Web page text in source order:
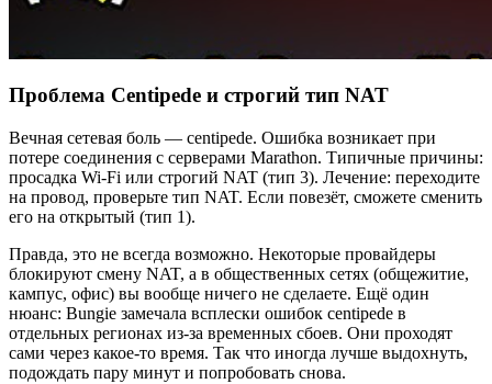
Проблема Centipede и строгий тип NAT
Вечная сетевая боль — centipede. Ошибка возникает при
потере соединения с серверами Marathon. Типичные причины:
просадка Wi-Fi или строгий NAT (тип 3). Лечение: переходите
на провод, проверьте тип NAT. Если повезёт, сможете сменить
его на открытый (тип 1).
Правда, это не всегда возможно. Некоторые провайдеры
блокируют смену NAT, а в общественных сетях (общежитие,
кампус, офис) вы вообще ничего не сделаете. Ещё один
нюанс: Bungie замечала всплески ошибок centipede в
отдельных регионах из-за временных сбоев. Они проходят
сами через какое-то время. Так что иногда лучше выдохнуть,
подождать пару минут и попробовать снова.